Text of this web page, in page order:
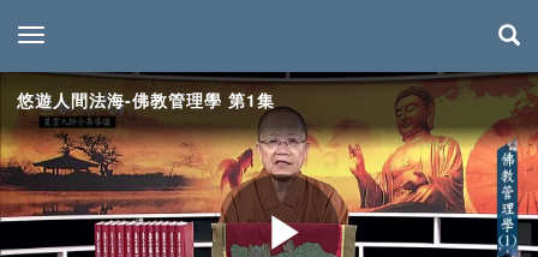
toggle navigation
悠遊人間法海-佛教管理學 第1集